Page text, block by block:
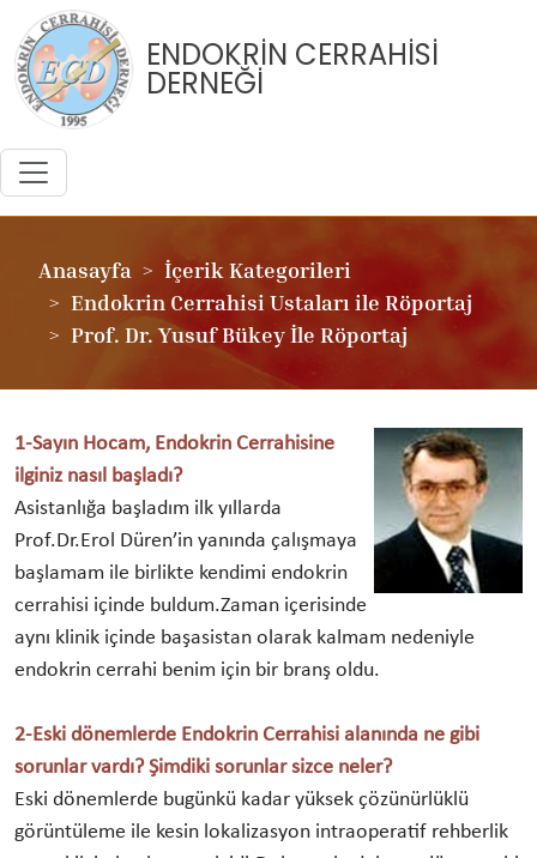
ENDOKRİN CERRAHİSİ
DERNEĞİ
Anasayfa
İçerik Kategorileri
Endokrin Cerrahisi Ustaları ile Röportaj
Prof. Dr. Yusuf Bükey İle Röportaj
1-Sayın Hocam, Endokrin Cerrahisine
ilginiz nasıl başladı?
Asistanlığa başladım ilk yıllarda
Prof.Dr.Erol Düren’in yanında çalışmaya
başlamam ile birlikte kendimi endokrin
cerrahisi içinde buldum.Zaman içerisinde
aynı klinik içinde başasistan olarak kalmam nedeniyle
endokrin cerrahi benim için bir branş oldu.
2-Eski dönemlerde Endokrin Cerrahisi alanında ne gibi
sorunlar vardı? Şimdiki sorunlar sizce neler?
Eski dönemlerde bugünkü kadar yüksek çözünürlüklü
görüntüleme ile kesin lokalizasyon intraoperatif rehberlik